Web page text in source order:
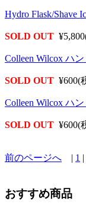
Hydro Flask/Shave
SOLD OUT
Colleen Wilcox ハン
SOLD OUT ¥600(
Colleen Wilcox ハン
SOLD OUT ¥600(
前のページへ | 1
おすすめ商品